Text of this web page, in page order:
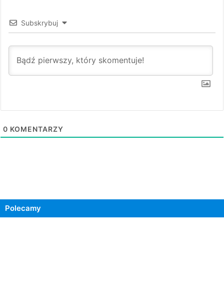
Subskrybuj
0 KOMENTARZY
Polecamy